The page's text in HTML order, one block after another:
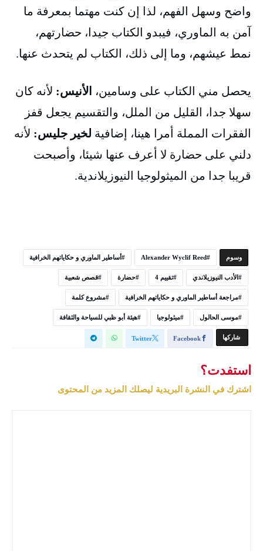
واضح وسهل الفهم، لذا إن كنت مهتما بمعرفة ما
آمن به الماوري، فيبدو الكتاب جيدا، حضارتهم،
نمط عيشهم، وما إلى ذلك، الكتاب لم يتحدث عنها.
يحصل مني الكتاب على وسامين، الأنيس: لأنه كان
سهلا جدا، القليل من الملل، والتقسيم يجعل قفز
الفقرات المملة أمرا هينا، إضافية لخير جليس: لأنه
دلني على حضارة لا أعرف عنها شيئا، وأصبحت
قريبا جدا من الميثولوجيا النيوزيلاندية.
‫‫‫‫وسوم‬ Alexander Wyclif Reed أساطير الماوري و حكاياتهم الخرافية
الأدب النيوزيلاندي تقييم 4 حضارة قصص شعبية
مراجعة أساطير الماوري و حكاياتهم الخرافية مشروع كلمة
موسى الحالول ميثولوجيا هيئة أبو ظبي للسياحة والثقافة
‫‫ شاركها‬ Facebook
Twitter
استفدت؟
اشترك في النشرة البريدية ليصلك المزيد من المحتوى